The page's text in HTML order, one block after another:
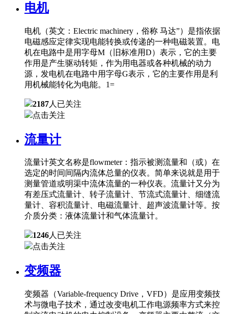
电机
电机（英文：Electric machinery，俗称 马达”）是指依据
电磁感应定律实现电能转换或传递的一种电磁装置。电
机在电路中是用字母M（旧标准用D）表示，它的主要
作用是产生驱动转矩，作为用电器或各种机械的动力
源，发电机在电路中用字母G表示，它的主要作用是利
用机械能转化为电能。1=
2187人已关注
点击关注
流量计
流量计英文名称是flowmeter：指示被测流量和（或）在
选定的时间间隔内流体总量的仪表。简单来说就是用于
测量管道或明渠中流体流量的一种仪表。流量计又分为
有差压式流量计、转子流量计、节流式流量计、细缝流
量计、容积流量计、电磁流量计、超声波流量计等。按
介质分类：液体流量计和气体流量计。
1246人已关注
点击关注
变频器
变频器（Variable-frequency Drive，VFD）是应用变频技
术与微电子技术，通过改变电机工作电源频率方式来控